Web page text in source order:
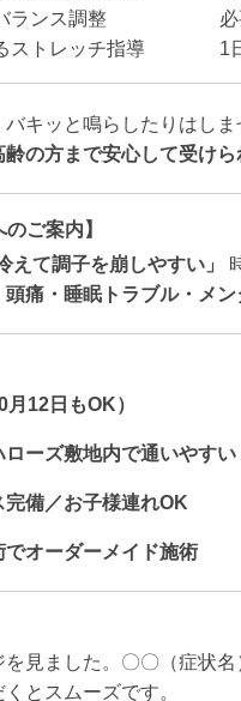
ランス調整
ストレッチ指導
1
キッと鳴らしたりはしま
の方まで安心して受けら
のご案内】
えて調子を崩しやすい」
頭痛・睡眠トラブル・メン
12日もOK）
ーズ敷地内で通いやすい
完備／お子様連れOK
オーダーメイド施術
を見ました。〇〇（症状名
とスムーズです。